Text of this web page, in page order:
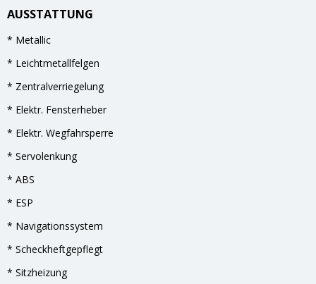
AUSSTATTUNG
* Metallic
* Leichtmetallfelgen
* Zentralverriegelung
* Elektr. Fensterheber
* Elektr. Wegfahrsperre
* Servolenkung
* ABS
* ESP
* Navigationssystem
* Scheckheftgepflegt
* Sitzheizung